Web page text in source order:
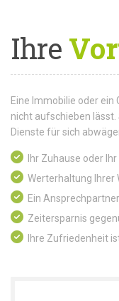
Ihre
Eine Immobilie oder
nicht aufschieben
Dienste für sich
Ihr Zuhause oder
Werterhaltung Ihrer
Ein
Zeitersparnis
Ihre Zufriedenheit